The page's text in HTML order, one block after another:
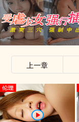
上一章